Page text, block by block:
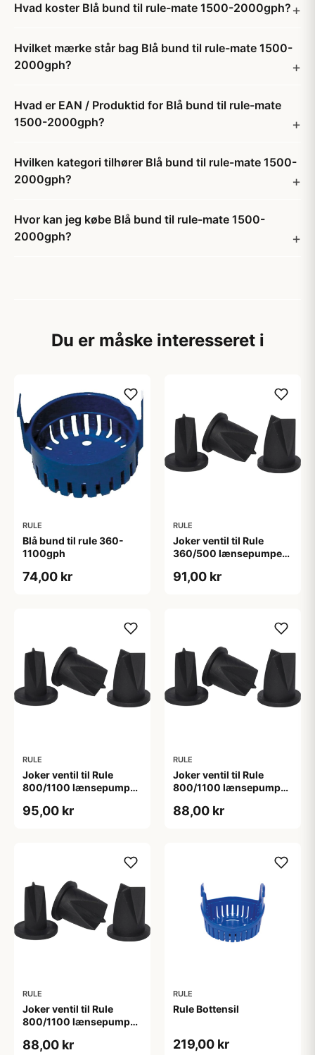
Hvad koster Blå bund til rule-mate 1500-2000gph?
Hvilket mærke står bag Blå bund til rule-mate 1500-
2000gph?
Hvad er EAN / Produktid for Blå bund til rule-mate
1500-2000gph?
Hvilken kategori tilhører Blå bund til rule-mate 1500-
2000gph?
Hvor kan jeg købe Blå bund til rule-mate 1500-
2000gph?
Du er måske interesseret i
RULE
Blå bund til rule 360-
1100gph
74,00 kr
RULE
Joker ventil til Rule
360/500 lænsepumpe
91,00 kr
RULE
Joker ventil til Rule
800/1100 lænsepumpe
95,00 kr
RULE
Joker ventil til Rule
800/1100 lænsepumpe
88,00 kr
RULE
Joker ventil til Rule
800/1100 lænsepumpe
88,00 kr
RULE
Rule Bottensil
219,00 kr